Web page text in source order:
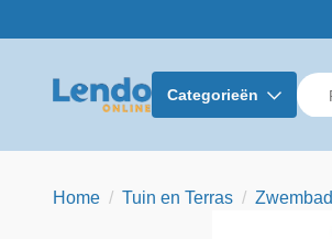
Categorieën
Home Tuin en Terras